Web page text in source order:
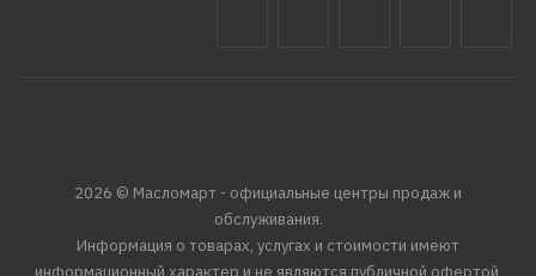
2026 © Масломарт - официальные центры продаж и
обслуживания.
Информация о товарах, услугах и стоимости имеют
информационный характер и не являются публичной офертой,